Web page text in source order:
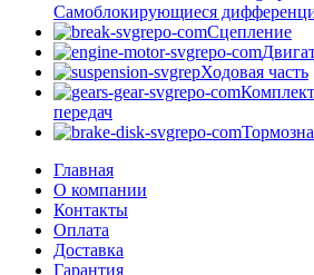
Самоблокирующиеся
Сцепление
Ходовая часть
передач
Главная
О компании
Контакты
Оплата
Доставка
Гарантия